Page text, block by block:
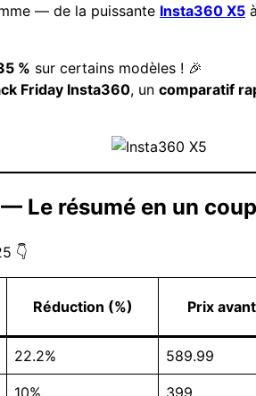
— de la puissante Insta360 X5
% sur certains modèles ! 🎉
Friday Insta360, un comparatif
Le résumé en un
👇
Réduction (%) Prix
22.2% 589.99
10% 399